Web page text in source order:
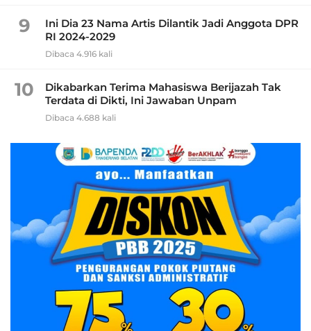
9
Ini Dia 23 Nama Artis Dilantik Jadi Anggota DPR
RI 2024-2029
Dibaca 4.916 kali
10
Dikabarkan Terima Mahasiswa Berijazah Tak
Terdata di Dikti, Ini Jawaban Unpam
Dibaca 4.688 kali